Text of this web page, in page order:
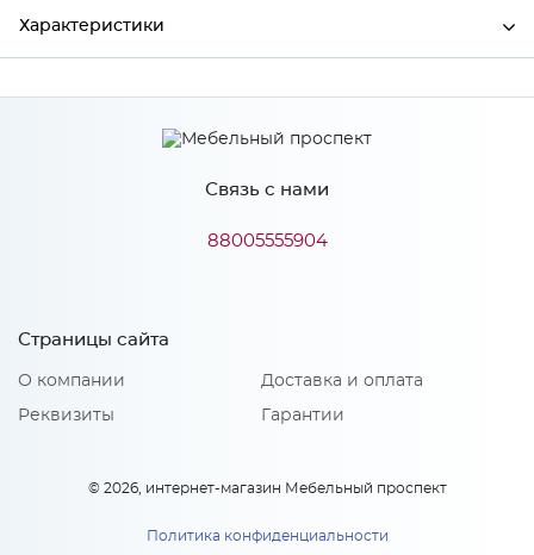
Характеристики
Производитель МиФ
Связь с нами
88005555904
Страницы сайта
О компании
Реквизиты
Доставка и оплата
Гарантии
© 2026, интернет-магазин Мебельный проспект
Политика конфиденциальности